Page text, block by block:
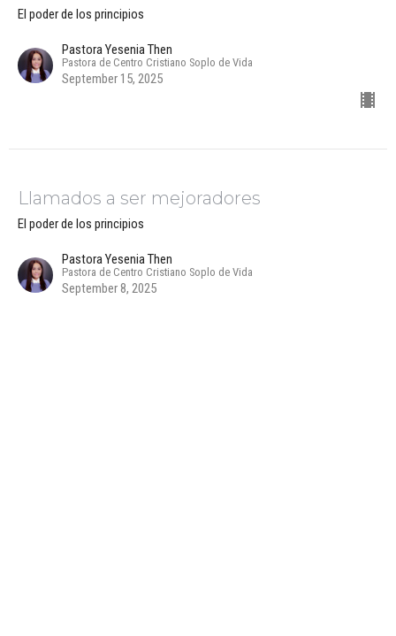
El poder de los principios
Pastora Yesenia Then
Pastora de Centro Cristiano Soplo de Vida
September 15, 2025
Llamados a ser mejoradores
El poder de los principios
Pastora Yesenia Then
Pastora de Centro Cristiano Soplo de Vida
September 8, 2025